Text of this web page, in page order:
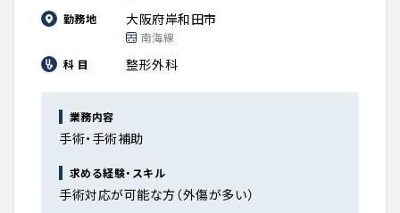
勤務地 大阪府岸和田市
南海線
科 目
整形外科
業務内容
手術・手術補助
求める経験・スキル
手術対応が可能な方（外傷が多い）